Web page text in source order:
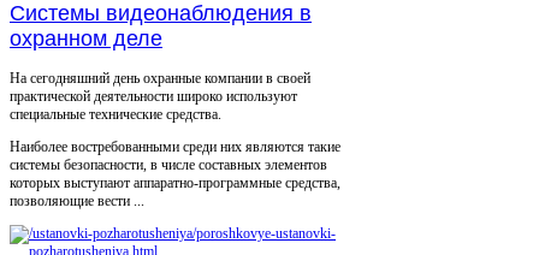
Системы видеонаблюдения в
охранном деле
На сегодняшний день охранные компании в своей
практической деятельности широко используют
специальные технические средства.
Наиболее востребованными среди них являются такие
системы безопасности, в числе составных элементов
которых выступают аппаратно-программные средства,
позволяющие вести ...